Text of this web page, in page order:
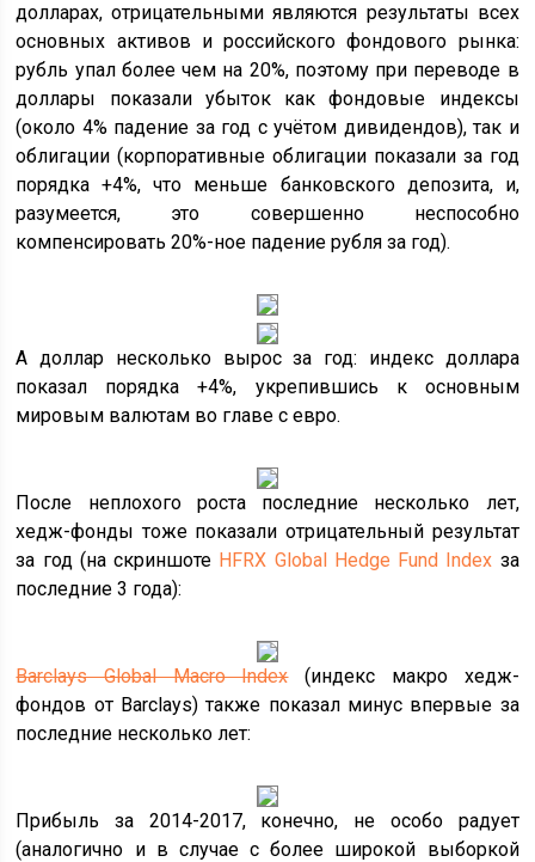
долларах, отрицательными являются результаты всех
основных активов и российского фондового рынка:
рубль упал более чем на 20%, поэтому при переводе в
доллары показали убыток как фондовые индексы
(около 4% падение за год с учётом дивидендов), так и
облигации (корпоративные облигации показали за год
порядка +4%, что меньше банковского депозита, и,
разумеется, это совершенно неспособно
компенсировать 20%-ное падение рубля за год).
А доллар несколько вырос за год: индекс доллара
показал порядка +4%, укрепившись к основным
мировым валютам во главе с евро.
После неплохого роста последние несколько лет,
хедж-фонды тоже показали отрицательный результат
за год (на скриншоте HFRX Global Hedge Fund Index за
последние 3 года):
Barclays Global Macro Index(индекс макро хедж-
фондов от Barclays) также показал минус впервые за
последние несколько лет:
Прибыль за 2014-2017, конечно, не особо радует
(аналогично и в случае с более широкой выборкой